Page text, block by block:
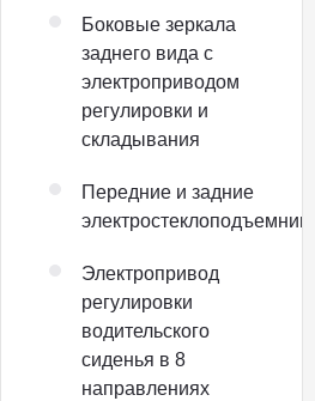
Боковые зеркала
заднего вида с
электроприводом
регулировки и
складывания
Передние и задние
электростеклоподъемники
Электропривод
регулировки
водительского
сиденья в 8
направлениях